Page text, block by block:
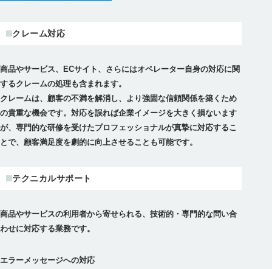
クレーム対応
商品やサービス、ECサイト、さらにはオペレーター自身の対応に関
するクレームの処理も含まれます。
クレームは、顧客の不満を解消し、より強固な信頼関係を築くため
の貴重な機会です。対応を誤れば企業イメージを大きく損ないます
が、専門的な研修を受けたプロフェッショナルが真摯に対応するこ
テクニカルサポート
商品やサービスの利用者から寄せられる、技術的・専門的な問い合
わせに対応する業務です。
エラーメッセージへの対応